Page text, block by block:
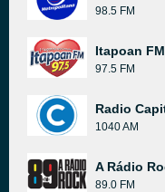
98.5 FM
Itapoan FM
97.5 FM
Radio
1040 AM
A Rádio
89.0 FM